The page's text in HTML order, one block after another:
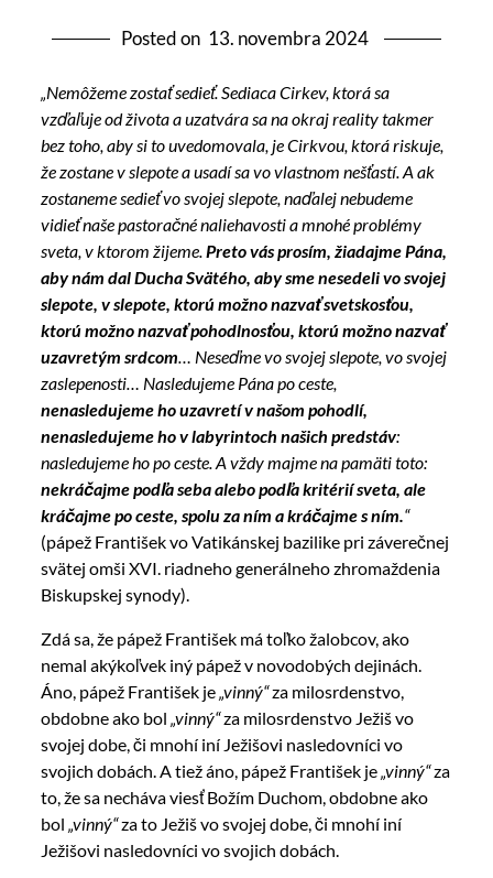
Posted on 13. novembra 2024
„Nemôžeme zostať sedieť. Sediaca Cirkev, ktorá sa
vzďaľuje od života a uzatvára sa na okraj reality takmer
bez toho, aby si to uvedomovala, je Cirkvou, ktorá riskuje,
že zostane v slepote a usadí sa vo vlastnom nešťastí. A ak
zostaneme sedieť vo svojej slepote, naďalej nebudeme
vidieť naše pastoračné naliehavosti a mnohé problémy
sveta, v ktorom žijeme. Preto vás prosím, žiadajme Pána,
aby nám dal Ducha Svätého, aby sme nesedeli vo svojej
slepote, v slepote, ktorú možno nazvať svetskosťou,
ktorú možno nazvať pohodlnosťou, ktorú možno nazvať
uzavretým srdcom … Neseďme vo svojej slepote, vo svojej
zaslepenosti… Nasledujeme Pána po ceste,
nenasledujeme ho uzavretí v našom pohodlí,
nenasledujeme ho v labyrintoch našich predstáv:
nasledujeme ho po ceste. A vždy majme na pamäti toto:
nekráčajme podľa seba alebo podľa kritérií sveta, ale
kráčajme po ceste, spolu za ním a kráčajme s ním.“
(pápež František vo Vatikánskej bazilike pri záverečnej
svätej omši XVI. riadneho generálneho zhromaždenia
Biskupskej synody).
Zdá sa, že pápež František má toľko žalobcov, ako
nemal akýkoľvek iný pápež v novodobých dejinách.
Áno, pápež František je „vinný“za milosrdenstvo,
obdobne ako bol „vinný“za milosrdenstvo Ježiš vo
svojej dobe, či mnohí iní Ježišovi nasledovníci vo
svojich dobách. A tiež áno, pápež František je „vinný“za
to, že sa necháva viesť Božím Duchom, obdobne ako
bol „vinný“za to Ježiš vo svojej dobe, či mnohí iní
Ježišovi nasledovníci vo svojich dobách.